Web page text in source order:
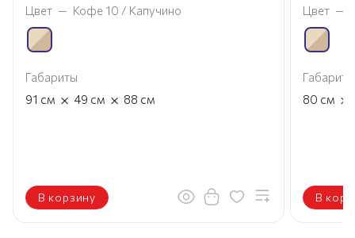
Цвет — Кофе 10 / Капучино
Габариты
91 см × 49 см × 88 см
В корзину
Цвет —
Габариты
80 см ×
В